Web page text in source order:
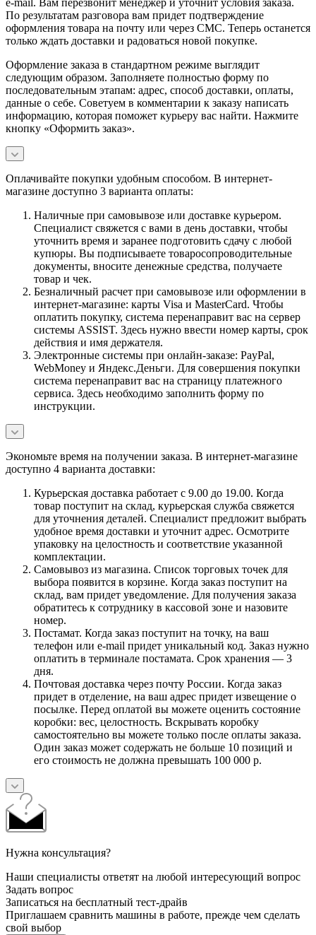
По результатам разговора вам придет подтверждение
оформления товара на почту или через СМС. Теперь останется
только ждать доставки и радоваться новой покупке.
Оформление заказа в стандартном режиме выглядит
следующим образом. Заполняете полностью форму по
последовательным этапам: адрес, способ доставки, оплаты,
данные о себе. Советуем в комментарии к заказу написать
информацию, которая поможет курьеру вас найти. Нажмите
кнопку «Оформить заказ».
Оплачивайте покупки удобным способом. В интернет-
магазине доступно 3 варианта оплаты:
Наличные при самовывозе или доставке курьером.
Специалист свяжется с вами в день доставки, чтобы
уточнить время и заранее подготовить сдачу с любой
купюры. Вы подписываете товаросопроводительные
документы, вносите денежные средства, получаете
товар и чек.
Безналичный расчет при самовывозе или оформлении в
интернет-магазине: карты Visa и MasterCard. Чтобы
оплатить покупку, система перенаправит вас на сервер
системы ASSIST. Здесь нужно ввести номер карты, срок
действия и имя держателя.
Электронные системы при онлайн-заказе: PayPal,
WebMoney и Яндекс.Деньги. Для совершения покупки
система перенаправит вас на страницу платежного
сервиса. Здесь необходимо заполнить форму по
инструкции.
Экономьте время на получении заказа. В интернет-магазине
доступно 4 варианта доставки:
Курьерская доставка работает с 9.00 до 19.00. Когда
товар поступит на склад, курьерская служба свяжется
для уточнения деталей. Специалист предложит выбрать
удобное время доставки и уточнит адрес. Осмотрите
упаковку на целостность и соответствие указанной
комплектации.
Самовывоз из магазина. Список торговых точек для
выбора появится в корзине. Когда заказ поступит на
склад, вам придет уведомление. Для получения заказа
обратитесь к сотруднику в кассовой зоне и назовите
номер.
Постамат. Когда заказ поступит на точку, на ваш
телефон или e-mail придет уникальный код. Заказ нужно
оплатить в терминале постамата. Срок хранения — 3
дня.
Почтовая доставка через почту России. Когда заказ
придет в отделение, на ваш адрес придет извещение о
посылке. Перед оплатой вы можете оценить состояние
коробки: вес, целостность. Вскрывать коробку
самостоятельно вы можете только после оплаты заказа.
Один заказ может содержать не больше 10 позиций и
его стоимость не должна превышать 100 000 р.
Нужна консультация?
Наши специалисты ответят на любой интересующий вопрос
Задать вопрос
Записаться на бесплатный тест-драйв
Приглашаем сравнить машины в работе, прежде чем сделать
свой выбор